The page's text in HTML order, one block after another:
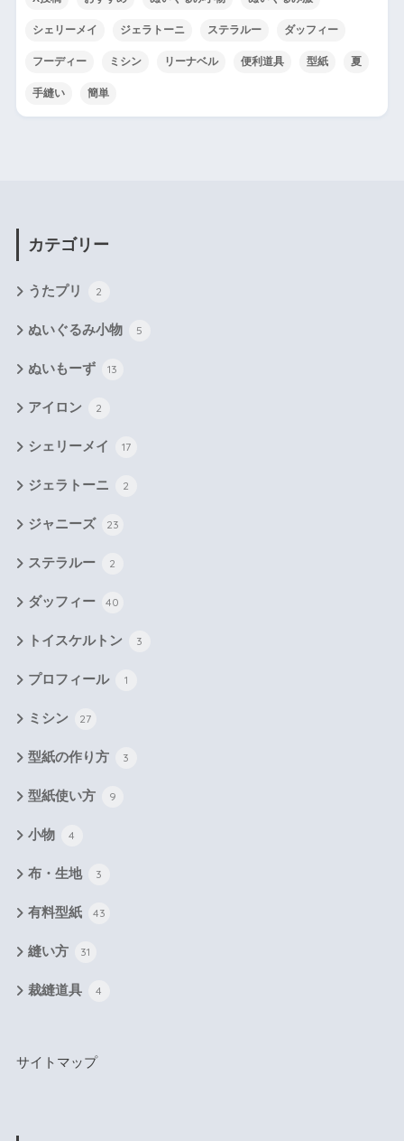
シェリーメイ ジェラトーニ ステラルー ダッフィー
フーディー ミシン リーナベル 便利道具 型紙 夏
手縫い 簡単
カテゴリー
うたプリ 2
ぬいぐるみ小物 5
ぬいもーず 13
アイロン 2
シェリーメイ 17
ジェラトーニ 2
ジャニーズ 23
ステラルー 2
ダッフィー 40
トイスケルトン 3
プロフィール 1
ミシン 27
型紙の作り方 3
型紙使い方 9
小物 4
布・生地 3
有料型紙 43
縫い方 31
裁縫道具 4
サイトマップ